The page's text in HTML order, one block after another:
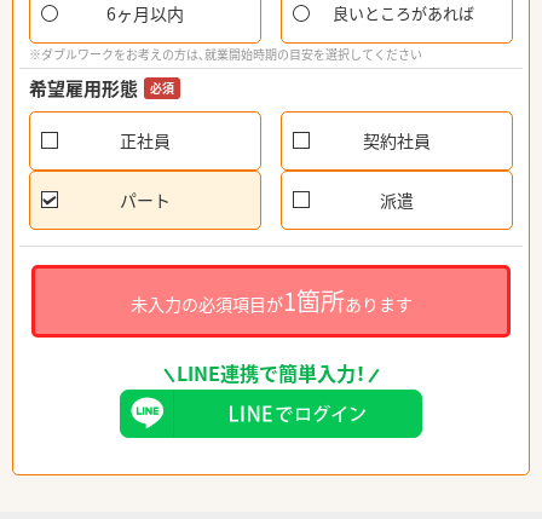
6ヶ月以内 良いところがあれば
※ダブルワークをお考えの方は、就業開始時期の目安を選択してください
希望雇用形態 必須
正社員 契約社員
パート 派遣
未入力の必須項目が1箇所あります
LINE連携で簡単入力！